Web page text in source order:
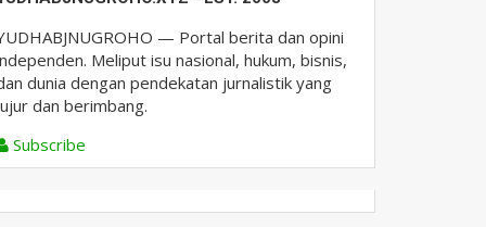
— Portal berita dan opini
Meliput isu nasional, hukum, bisnis,
dunia dengan pendekatan jurnalistik yang
dan berimbang.
Subscribe